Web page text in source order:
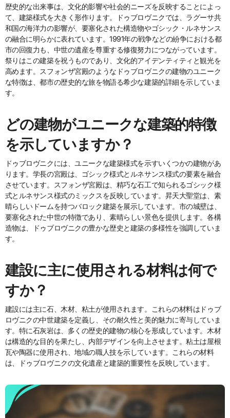
歴史的な出来事は、文化的影響や社会的ニーズを反映することによっ
て、建築様式を大きく形作ります。ドゥブロヴニクでは、ラグーサ共
和国の海洋力の影響が、要塞化された構造物やゴシック・ルネサンス
の融合に明らかに表れています。1991年の戦争などの紛争における都
市の回復力も、中世の遺産を尊重する修復努力につながっています。
祭りはこの建築を祝うものであり、文化的アイデンティティと観光を
高めます。スフォンザ宮殿のようなドゥブロヴニクの建物のユニーク
な特徴は、都市の歴史的な旅を物語る希少な建築的詳細を示していま
す。
どの建物がユニークな建築的特徴
を示していますか？
ドゥブロヴニクには、ユニークな建築様式を示すいくつかの建物があ
ります。学長の宮殿は、ゴシック様式とルネサンス様式の要素を融合
させています。スフォンザ宮殿は、精巧な石工で知られるゴシック様
式とルネサンス様式のミックスを反映しています。昇天大聖堂は、素
晴らしいドームを持つバロック建築を展示しています。市の城壁は、
要塞化された中世の特徴であり、素晴らしい景色を提供します。各構
造物は、ドゥブロヴニクの豊かな歴史と建築の多様性を強調していま
す。
建設に主に使用される材料は何で
すか？
建設には主に石、木材、粘土が使用されます。これらの材料はドゥブ
ロヴニクの中世建築を定義し、その耐久性と美的魅力に寄与していま
す。特に石灰岩は、多くの歴史的建物の核心を形成しています。木材
は構造的な目的を果たし、内部デザインを向上させます。粘土は屋根
瓦や陶器に使用され、地域の職人技を示しています。これらの材料
は、ドゥブロヴニクの文化遺産と建築的重要性を反映しています。